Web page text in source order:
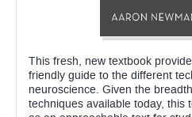
techniques available today, this
as an approachable text for
Bajo Pedido. Disponible